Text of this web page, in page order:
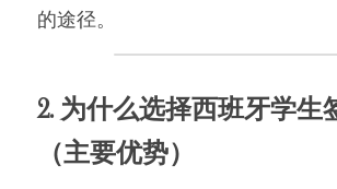
的途径。
2. 为什么选择西班牙学生
（主要优势）